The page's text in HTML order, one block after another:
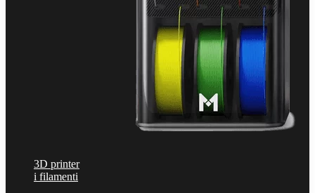
3D printer
i filamenti